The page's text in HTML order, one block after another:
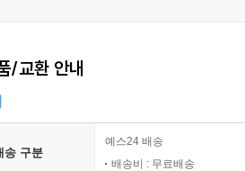
/교환 안내
송 구분
예스24 배송
배송비 : 무료배송